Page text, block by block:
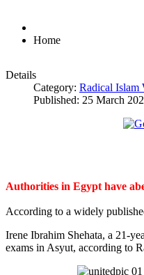
Home
Details
Category: Radical Islam
Published: 25 March
Authorities in Egypt have
According to a widely
Irene Ibrahim Shehata, a 21-
exams in Asyut, according to